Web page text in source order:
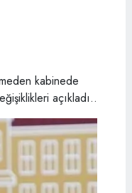
kabinede
açıkladı..